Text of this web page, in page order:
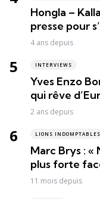
Hongla –
presse pour
4 ans depuis
INTERVIEWS
Yves Enzo
qui rêve
2 ans depuis
LIONS INDOMPTABLES
Marc Brys : «
plus forte
11 mois depuis